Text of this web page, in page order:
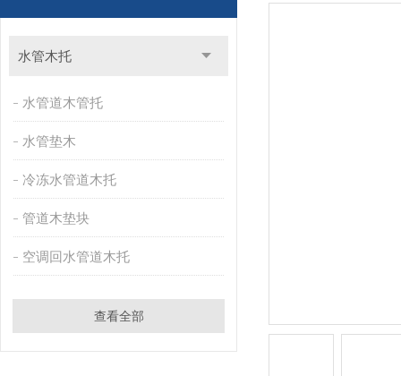
水管木托
水管道木管托
水管垫木
冷冻水管道木托
管道木垫块
空调回水管道木托
查看全部